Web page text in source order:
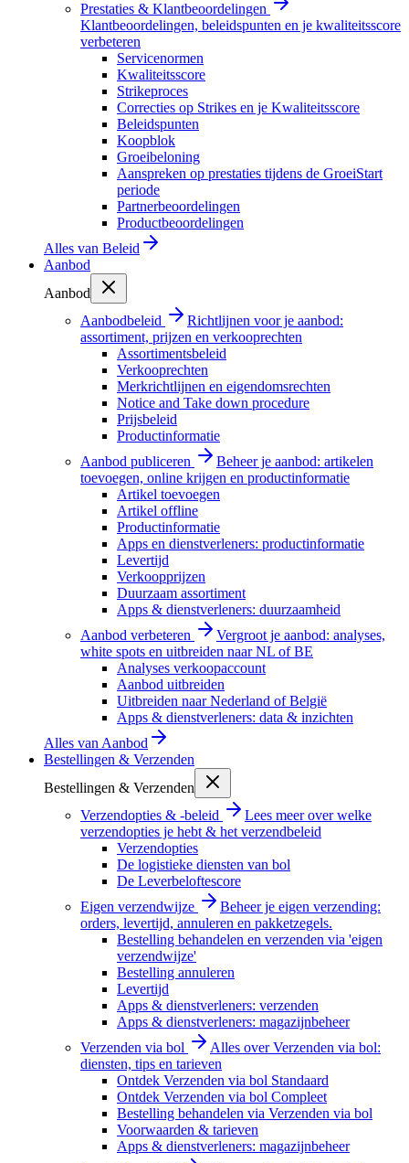
Prestaties & Klantbeoordelingen
Klantbeoordelingen, beleidspunten en je kwaliteitsscore
verbeteren
Servicenormen
Kwaliteitsscore
Strikeproces
Correcties op Strikes en je Kwaliteitsscore
Beleidspunten
Koopblok
Groeibeloning
Aanspreken op prestaties tijdens de GroeiStart
periode
Partnerbeoordelingen
Productbeoordelingen
Alles van Beleid
Aanbod
Aanbod
Aanbodbeleid
Richtlijnen voor je aanbod:
assortiment, prijzen en verkooprechten
Assortimentsbeleid
Verkooprechten
Merkrichtlijnen en eigendomsrechten
Notice and Take down procedure
Prijsbeleid
Productinformatie
Aanbod publiceren
Beheer je aanbod: artikelen
toevoegen, online krijgen en productinformatie
Artikel toevoegen
Artikel offline
Productinformatie
Apps en dienstverleners: productinformatie
Levertijd
Verkoopprijzen
Duurzaam assortiment
Apps & dienstverleners: duurzaamheid
Aanbod verbeteren
Vergroot je aanbod: analyses,
white spots en uitbreiden naar NL of BE
Analyses verkoopaccount
Aanbod uitbreiden
Uitbreiden naar Nederland of België
Apps & dienstverleners: data & inzichten
Alles van Aanbod
Bestellingen & Verzenden
Bestellingen & Verzenden
Verzendopties & -beleid
Lees meer over welke
verzendopties je hebt & het verzendbeleid
Verzendopties
De logistieke diensten van bol
De Leverbeloftescore
Eigen verzendwijze
Beheer je eigen verzending:
orders, levertijd, annuleren en pakketzegels.
Bestelling behandelen en verzenden via 'eigen
verzendwijze'
Bestelling annuleren
Levertijd
Apps & dienstverleners: verzenden
Apps & dienstverleners: magazijnbeheer
Verzenden via bol
Alles over Verzenden via bol:
diensten, tips en tarieven
Ontdek Verzenden via bol Standaard
Ontdek Verzenden via bol Compleet
Bestelling behandelen via Verzenden via bol
Voorwaarden & tarieven
Apps & dienstverleners: magazijnbeheer